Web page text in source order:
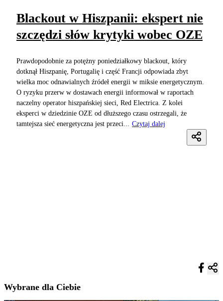
Blackout w Hiszpanii: ekspert nie
szczędzi słów krytyki wobec OZE
Prawdopodobnie za potężny poniedziałkowy blackout, który
dotknął Hiszpanię, Portugalię i część Francji odpowiada zbyt
wielka moc odnawialnych źródeł energii w miksie energetycznym.
O ryzyku przerw w dostawach energii informował w raportach
naczelny operator hiszpańskiej sieci, Red Electrica. Z kolei
eksperci w dziedzinie OZE od dłuższego czasu ostrzegali, że
tamtejsza sieć energetyczna jest przeci...
Czytaj dalej
Wybrane dla Ciebie